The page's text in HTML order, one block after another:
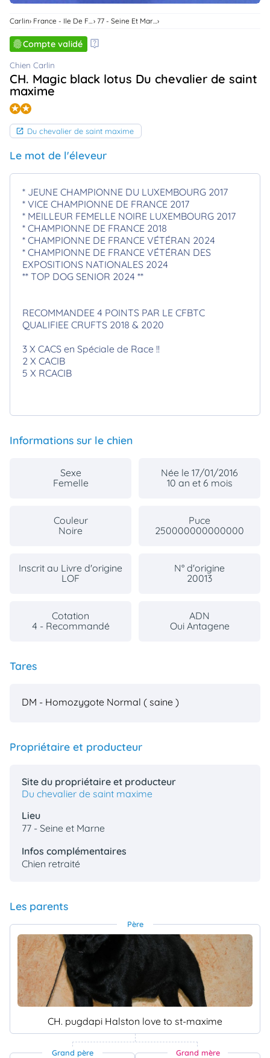
Connexion
Carlin France - Ile De France 77 - Seine Et Marne
Compte validé
Chien Carlin
CH. Magic black lotus Du chevalier de saint
maxime
Du chevalier de saint maxime
Le mot de l'éleveur
* JEUNE CHAMPIONNE DU LUXEMBOURG 2017
* VICE CHAMPIONNE DE FRANCE 2017
* MEILLEUR FEMELLE NOIRE LUXEMBOURG 2017
* CHAMPIONNE DE FRANCE 2018
* CHAMPIONNE DE FRANCE VÉTÉRAN 2024
* CHAMPIONNE DE FRANCE VÉTÉRAN DES
EXPOSITIONS NATIONALES 2024
** TOP DOG SENIOR 2024 **
RECOMMANDEE 4 POINTS PAR LE CFBTC
QUALIFIEE CRUFTS 2018 & 2020
3 X CACS en Spéciale de Race !!
2 X CACIB
5 X RCACIB
Informations sur le chien
Sexe
Femelle
Née le 17/01/2016
10 an et 6 mois
Couleur
Noire
Puce
250000000000000
Inscrit au Livre d'origine
LOF
N° d'origine
20013
Cotation
4 - Recommandé
ADN
Oui Antagene
Tares
DM - Homozygote Normal ( saine )
Propriétaire et producteur
Site du propriétaire et producteur
Du chevalier de saint maxime
Lieu
77 - Seine et Marne
Infos complémentaires
Chien retraité
Les parents
Père
CH. pugdapi Halston love to st-maxime
Grand père Grand mère